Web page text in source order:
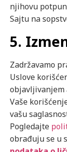
njihovu
Sajtu na
5.
Zadržavamo
Uslove
objavljivanjem
Vaše
vašu
Pogledajte
obrađuju se u